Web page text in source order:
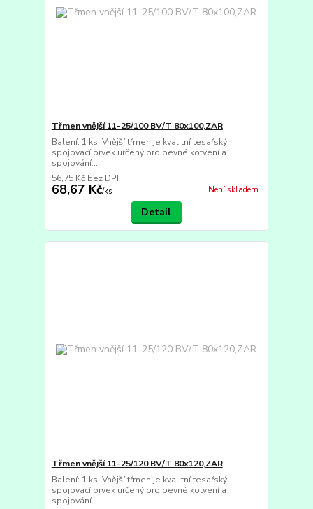
Třmen vnější 11-25/100 BV/T 80x100,ZAR
Balení: 1 ks, Vnější třmen je kvalitní tesařský
spojovací prvek určený pro pevné kotvení a
spojování...
68,67 Kč/ks
56,75 Kč bez DPH
Není skladem
Detail
Třmen vnější 11-25/120 BV/T 80x120,ZAR
Balení: 1 ks, Vnější třmen je kvalitní tesařský
spojovací prvek určený pro pevné kotvení a
spojování...